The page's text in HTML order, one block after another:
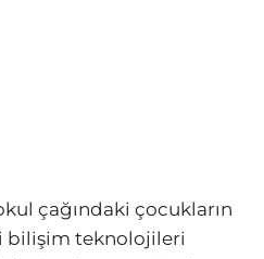
çağındaki çocukların
bilişim teknolojileri